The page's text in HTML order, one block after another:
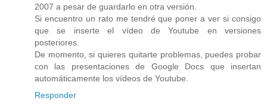
2007 a pesar de guardarlo en otra versión.
Si encuentro un rato me tendré que poner a ver si consigo
que se inserte el vídeo de Youtube en versiones
posteriores.
De momento, si quieres quitarte problemas, puedes probar
con las presentaciones de Google Docs que insertan
automáticamente los vídeos de Youtube.
Responder